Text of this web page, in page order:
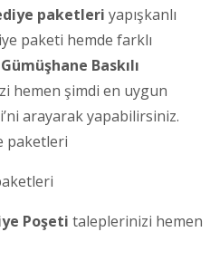
paketleri yapışkanlı
paketi hemde farklı
Gümüşhane Baskılı
hemen şimdi en uygun
arayarak yapabilirsiniz.
Poşeti taleplerinizi hemen